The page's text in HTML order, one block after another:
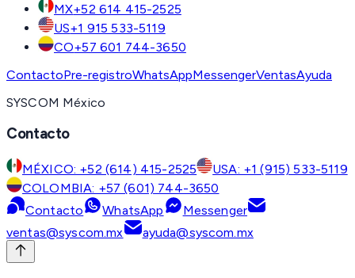
MX+52 614 415-2525
US+1 915 533-5119
CO+57 601 744-3650
ContactoPre-registroWhatsAppMessengerVentasAyuda
SYSCOM México
Contacto
MÉXICO: +52 (614) 415-2525
USA: +1 (915) 533-5119
COLOMBIA: +57 (601) 744-3650
Contacto
WhatsApp
Messenger
ventas@syscom.mx
ayuda@syscom.mx